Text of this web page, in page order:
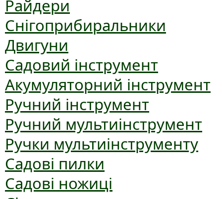
Райдери
Снігоприбиральники
Двигуни
Садовий інструмент
Акумуляторний інструмент
Ручний інструмент
Ручний мультиінструмент
Ручки мультиінструменту
Садові пилки
Садові ножиці